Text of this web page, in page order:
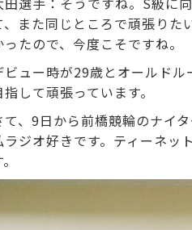
、また同じところで頑張りた
ったので、今度こそですね。
ビュー時が29歳とオールド
指して頑張っています。
て、9日から前橋競輪のナイ
ラジオ好きです。ティーネッ